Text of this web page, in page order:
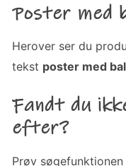
Poster med
Herover ser du
tekst poster med
Fandt du
efter?
Prøv